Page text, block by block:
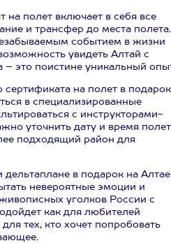
на полет включает в себя все
и трансфер до места полета.
событием в жизни
увидеть Алтай с
– это поистине уникальный
сертификата на полет в подарок
в специализированные
с инструкторами-
уточнить дату и время
подходящий район для
дельтаплане в подарок на Алтае
невероятные эмоции и
уголков России с
как для любителей
тех, кто хочет попробовать